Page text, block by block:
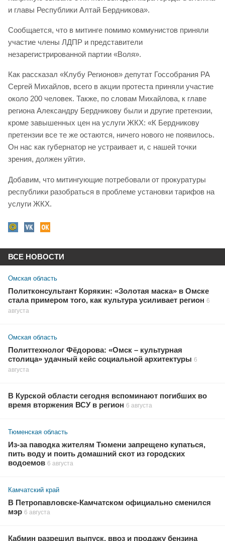
и главы Республики Алтай Бердникова».
Сообщается, что в митинге помимо коммунистов приняли
участие члены ЛДПР и представители
незарегистрированной партии «Воля».
Как рассказал «Клубу Регионов» депутат Госсобрания РА
Сергей Михайлов, всего в акции протеста приняли участие
около 200 человек. Также, по словам Михайлова, к главе
региона Александру Бердникову были и другие претензии,
кроме завышенных цен на услуги ЖКХ: «К Бердникову
претензии все те же остаются, ничего нового не появилось.
Он нас как губернатор не устраивает и, с нашей точки
зрения, должен уйти».
Добавим, что митингующие потребовали от прокуратуры
республики разобраться в проблеме установки тарифов на
услуги ЖКХ.
ВСЕ НОВОСТИ
Омская область
Политконсультант Корякин: «Золотая маска» в Омске
стала примером того, как культура усиливает регион 6
августа
Омская область
Политтехнолог Фёдорова: «Омск – культурная
столица» удачный кейс социальной архитектуры 6
августа
В Курской области сегодня вспоминают погибших во
время вторжения ВСУ в регион 6 августа
Тюменская область
Из-за паводка жителям Тюмени запрещено купаться,
пить воду и поить домашний скот из городских
водоемов 6 августа
Камчатский край
В Петропавловске-Камчатском официально сменился
мэр 6 августа
Кабмин разрешил выпуск, ввоз и продажу бензина